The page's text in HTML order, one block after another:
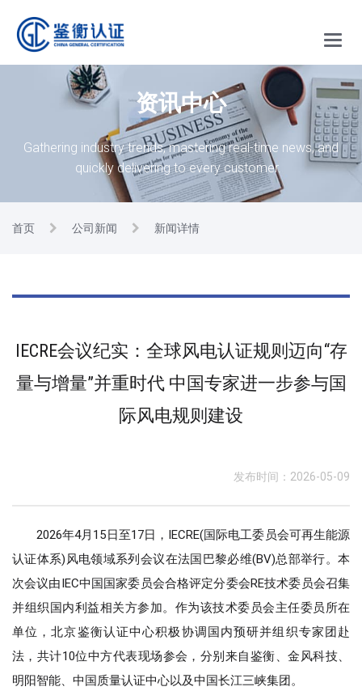
Main
Menu
资讯中心
Gathering industry trends, mastering real-time news, and
quickly delivering to every customer.
首页 公司新闻 新闻详情
IECRE会议纪实：全球风电认证规则迈向“存
量与增量”并重时代 中国专家进一步参与国
际风电规则建设
发布时间：2026-05-09
2026年4月15日至17日，IECRE(国际电工委员会可再生能源
认证体系)风电领域系列会议在法国巴黎必维(BV)总部举行。本
次会议由IEC中国国家委员会合格评定分委会RE技术委员会召集
并组织国内利益相关方参加。作为该技术委员会主任委员所在
单位，北京鉴衡认证中心积极协调国内预研并组织专家团赴
法，共计10位中方代表现场参会，分别来自鉴衡、金风科技、
明阳智能、中国质量认证中心以及中国长江三峡集团。